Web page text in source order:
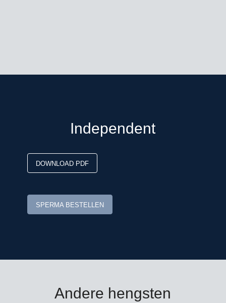
verzendkosten buitenland
Independent
DOWNLOAD PDF
SPERMA BESTELLEN
Andere hengsten